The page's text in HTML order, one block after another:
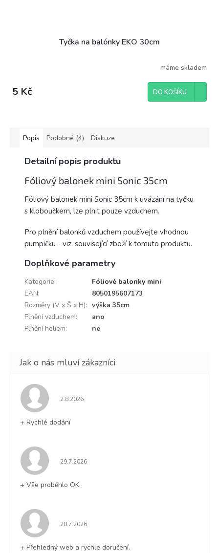
Tyčka na balónky EKO 30cm
máme skladem
5 Kč DO KOŠÍKU
Popis Podobné (4) Diskuze
Detailní popis produktu
Fóliový balonek mini Sonic 35cm
Fóliový balonek mini Sonic 35cm k uvázání na tyčku
s kloboučkem, lze plnit pouze vzduchem.
Pro plnění balonků vzduchem používejte vhodnou
pumpičku - viz. související zboží k tomuto produktu.
Doplňkové parametry
Kategorie:
Fóliové balonky mini
EAN:
8050195607173
Rozměry (V x Š x H): výška 35cm
Plnění vzduchem:
ano
Plnění heliem: ne
Hodnocení obchodu je 5 z 5 hvězdiček.
2.8.2026
+ Rychlé dodání
Hodnocení obchodu je 5 z 5 hvězdiček.
29.7.2026
+ Vše proběhlo OK.
Hodnocení obchodu je 5 z 5 hvězdiček.
28.7.2026
+ Přehledný web a rychle doručení.